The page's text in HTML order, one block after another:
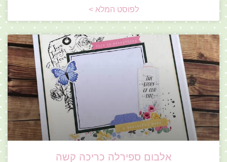
לפוסט המלא >
אלבום ספירלה כריכה קשה